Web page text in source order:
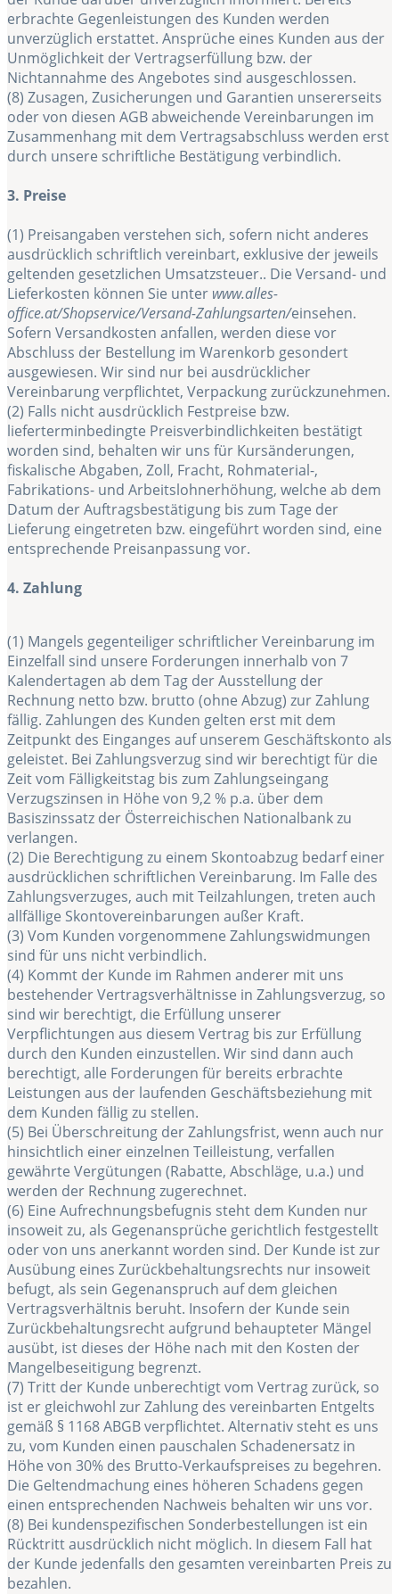
erbrachte Gegenleistungen des Kunden werden
unverzüglich erstattet. Ansprüche eines Kunden aus der
Unmöglichkeit der Vertragserfüllung bzw. der
Nichtannahme des Angebotes sind ausgeschlossen.
(8) Zusagen, Zusicherungen und Garantien unsererseits
oder von diesen AGB abweichende Vereinbarungen im
Zusammenhang mit dem Vertragsabschluss werden erst
durch unsere schriftliche Bestätigung verbindlich.
3. Preise
(1) Preisangaben verstehen sich, sofern nicht anderes
ausdrücklich schriftlich vereinbart, exklusive der jeweils
geltenden gesetzlichen Umsatzsteuer.. Die Versand- und
Lieferkosten können Sie unter www.alles-
office.at/Shopservice/Versand-Zahlungsarten/einsehen.
Sofern Versandkosten anfallen, werden diese vor
Abschluss der Bestellung im Warenkorb gesondert
ausgewiesen. Wir sind nur bei ausdrücklicher
Vereinbarung verpflichtet, Verpackung zurückzunehmen.
(2) Falls nicht ausdrücklich Festpreise bzw.
lieferterminbedingte Preisverbindlichkeiten bestätigt
worden sind, behalten wir uns für Kursänderungen,
fiskalische Abgaben, Zoll, Fracht, Rohmaterial-,
Fabrikations- und Arbeitslohnerhöhung, welche ab dem
Datum der Auftragsbestätigung bis zum Tage der
Lieferung eingetreten bzw. eingeführt worden sind, eine
entsprechende Preisanpassung vor.
4. Zahlung
(1) Mangels gegenteiliger schriftlicher Vereinbarung im
Einzelfall sind unsere Forderungen innerhalb von 7
Kalendertagen ab dem Tag der Ausstellung der
Rechnung netto bzw. brutto (ohne Abzug) zur Zahlung
fällig. Zahlungen des Kunden gelten erst mit dem
Zeitpunkt des Einganges auf unserem Geschäftskonto als
geleistet. Bei Zahlungsverzug sind wir berechtigt für die
Zeit vom Fälligkeitstag bis zum Zahlungseingang
Verzugszinsen in Höhe von 9,2 % p.a. über dem
Basiszinssatz der Österreichischen Nationalbank zu
verlangen.
(2) Die Berechtigung zu einem Skontoabzug bedarf einer
ausdrücklichen schriftlichen Vereinbarung. Im Falle des
Zahlungsverzuges, auch mit Teilzahlungen, treten auch
allfällige Skontovereinbarungen außer Kraft.
(3) Vom Kunden vorgenommene Zahlungswidmungen
sind für uns nicht verbindlich.
(4) Kommt der Kunde im Rahmen anderer mit uns
bestehender Vertragsverhältnisse in Zahlungsverzug, so
sind wir berechtigt, die Erfüllung unserer
Verpflichtungen aus diesem Vertrag bis zur Erfüllung
durch den Kunden einzustellen. Wir sind dann auch
berechtigt, alle Forderungen für bereits erbrachte
Leistungen aus der laufenden Geschäftsbeziehung mit
dem Kunden fällig zu stellen.
(5) Bei Überschreitung der Zahlungsfrist, wenn auch nur
hinsichtlich einer einzelnen Teilleistung, verfallen
gewährte Vergütungen (Rabatte, Abschläge, u.a.) und
werden der Rechnung zugerechnet.
(6) Eine Aufrechnungsbefugnis steht dem Kunden nur
insoweit zu, als Gegenansprüche gerichtlich festgestellt
oder von uns anerkannt worden sind. Der Kunde ist zur
Ausübung eines Zurückbehaltungsrechts nur insoweit
befugt, als sein Gegenanspruch auf dem gleichen
Vertragsverhältnis beruht. Insofern der Kunde sein
Zurückbehaltungsrecht aufgrund behaupteter Mängel
ausübt, ist dieses der Höhe nach mit den Kosten der
Mangelbeseitigung begrenzt.
(7) Tritt der Kunde unberechtigt vom Vertrag zurück, so
ist er gleichwohl zur Zahlung des vereinbarten Entgelts
gemäß § 1168 ABGB verpflichtet. Alternativ steht es uns
zu, vom Kunden einen pauschalen Schadenersatz in
Höhe von 30% des Brutto-Verkaufspreises zu begehren.
Die Geltendmachung eines höheren Schadens gegen
einen entsprechenden Nachweis behalten wir uns vor.
(8) Bei kundenspezifischen Sonderbestellungen ist ein
Rücktritt ausdrücklich nicht möglich. In diesem Fall hat
der Kunde jedenfalls den gesamten vereinbarten Preis zu
bezahlen.